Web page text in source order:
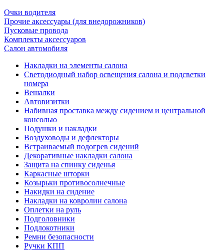
Очки водителя
Прочие аксессуары (для внедорожников)
Пусковые провода
Комплекты аксессуаров
Салон автомобиля
Накладки на элементы салона
Светодиодный набор освещения салона и подсветки
номера
Вешалки
Автовизитки
Набивная проставка между сидением и центральной
консолью
Подушки и накладки
Воздуховоды и дефлекторы
Встраиваемый подогрев сидений
Декоративные накладки салона
Защита на спинку сиденья
Каркасные шторки
Козырьки противосолнечные
Накидки на сидение
Накладки на ковролин салона
Оплетки на руль
Подголовники
Подлокотники
Ремни безопасности
Ручки КПП